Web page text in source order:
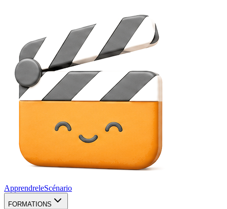
ApprendreleScénario
FORMATIONS